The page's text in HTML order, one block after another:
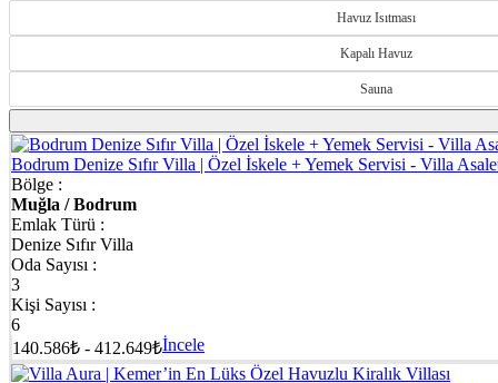
Havuz Isıtması
Kapalı Havuz
Sauna
Bodrum Denize Sıfır Villa | Özel İskele + Yemek Servisi - Villa
Bölge :
Muğla / Bodrum
Emlak Türü :
Denize Sıfır Villa
Oda Sayısı :
3
Kişi Sayısı :
6
140.586₺ - 412.649₺İncele